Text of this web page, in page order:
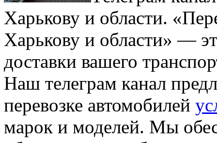
Харькову и области.
Харькову и области» —
доставки вашего
Наш телеграм канал
перевозке автомобилей
марок и моделей. Мы